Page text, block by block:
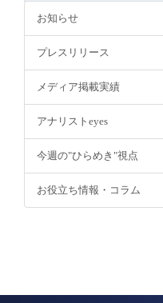
お知らせ
プレスリリース
メディア掲載実績
アナリストeyes
今週の"ひらめき"視点
お役立ち情報・コラム